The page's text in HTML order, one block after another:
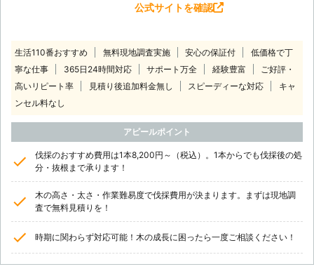
公式サイトを確認
生活110番おすすめ 無料現地調査実施 安心の保証付
低価格で丁
寧な仕事
365日24時間対応 サポート万全 経験豊富
ご好評・
高いリピート率
見積り後追加料金無し スピーディーな対応
キャ
ンセル料なし
アピールポイント
伐採のおすすめ費用は1本8,200円～（税込）。1本からでも伐採後の処
分・抜根まで承ります！
木の高さ・太さ・作業難易度で伐採費用が決まります。まずは現地調
査で無料見積りを！
時期に関わらず対応可能！木の成長に困ったら一度ご相談ください！